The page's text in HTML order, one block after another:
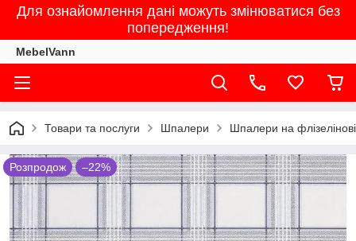
Для ознайомлення дані можуть змінюватися без
попередження!
MebelVann
Товари та послуги Шпалери Шпалери на
Розпродож –22%